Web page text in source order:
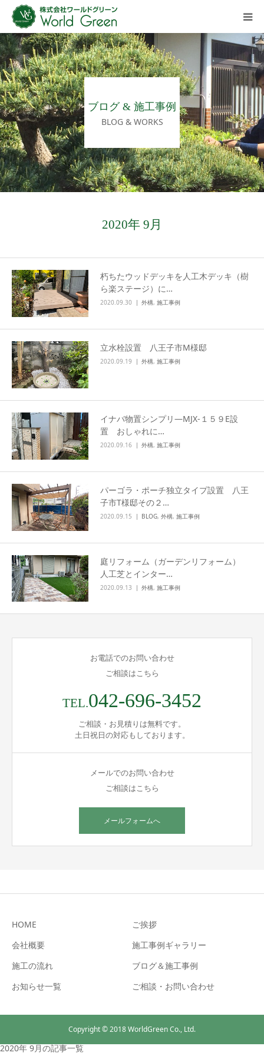
ブログ & 施工事例
BLOG & WORKS
2020年 9月
朽ちたウッドデッキを人工木デッキ（樹
ら楽ステージ）に…
2020.09.30 外構, 施工事例
立水栓設置 八王子市M様邸
2020.09.19 外構, 施工事例
イナバ物置シンプリ―MJX-１５９E設
置 おしゃれに…
2020.09.16 外構, 施工事例
パーゴラ・ポーチ独立タイプ設置 八王
子市T様邸その２…
2020.09.15 BLOG, 外構, 施工事例
庭リフォーム（ガーデンリフォーム）
人工芝とインター…
2020.09.13 外構, 施工事例
お電話でのお問い合わせ
ご相談はこちら
TEL.042-696-3452
ご相談・お見積りは無料です。
土日祝日の対応もしております。
メールでのお問い合わせ
ご相談はこちら
メールフォームへ
HOME
ご挨拶
会社概要
施工事例ギャラリー
施工の流れ
ブログ＆施工事例
お知らせ一覧
ご相談・お問い合わせ
Copyright © 2018 WorldGreen Co., Ltd.
2020年 9月の記事一覧
HOME
ご挨拶
会社概要
施工事例ギャラリー
施工の流れ